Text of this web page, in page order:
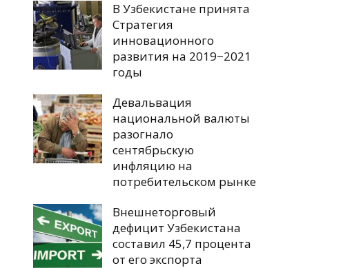
В Узбекистане принята
Стратегия
инновационного
развития на 2019−2021
годы
Девальвация
национальной валюты
разогнало
сентябрьскую
инфляцию на
потребительском рынке
Внешнеторговый
дефицит Узбекистана
составил 45,7 процента
от его экспорта